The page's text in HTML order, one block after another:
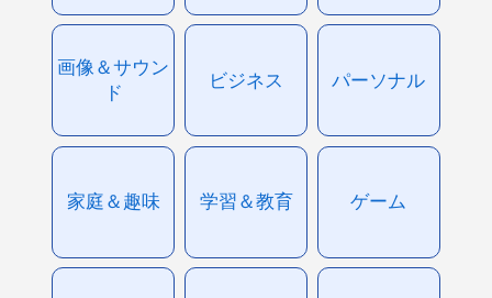
画像＆サウン
ド
ビジネス パーソナル
家庭＆趣味 学習＆教育 ゲーム